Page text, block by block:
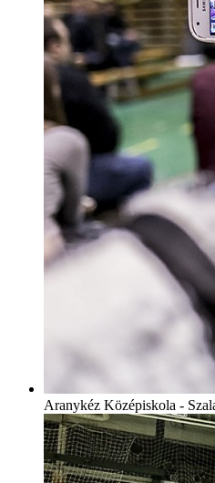
Aranykéz Középiskola -